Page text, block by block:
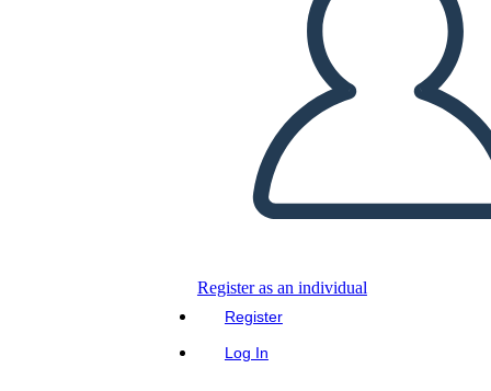
Register as an individual
Register
Log In
PLAY SLIDESHOW
READ TO ME